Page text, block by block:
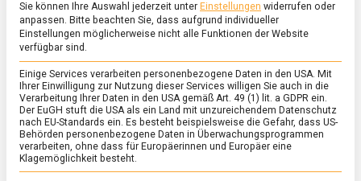
ERNÄHRUNG & GESUNDHEIT/FEATURED/KULTUR
Pizza Napoletana, „that’s
Amore“ und vor allem
sehr viel Technik
1. März 2024 Johannes Commenton
Sie können Ihre Auswahl jederzeit unter Einstellungen widerrufen oder
anpassen. Bitte beachten Sie, dass aufgrund individueller
Einstellungen möglicherweise nicht alle Funktionen der Website
verfügbar sind.
Einige Services verarbeiten personenbezogene Daten in den USA. Mit
Ihrer Einwilligung zur Nutzung dieser Services willigen Sie auch in die
Verarbeitung Ihrer Daten in den USA gemäß Art. 49 (1) lit. a GDPR ein.
Der EuGH stuft die USA als ein Land mit unzureichendem Datenschutz
nach EU-Standards ein. Es besteht beispielsweise die Gefahr, dass US-
Behörden personenbezogene Daten in Überwachungsprogrammen
verarbeiten, ohne dass für Europäerinnen und Europäer eine
Klagemöglichkeit besteht.